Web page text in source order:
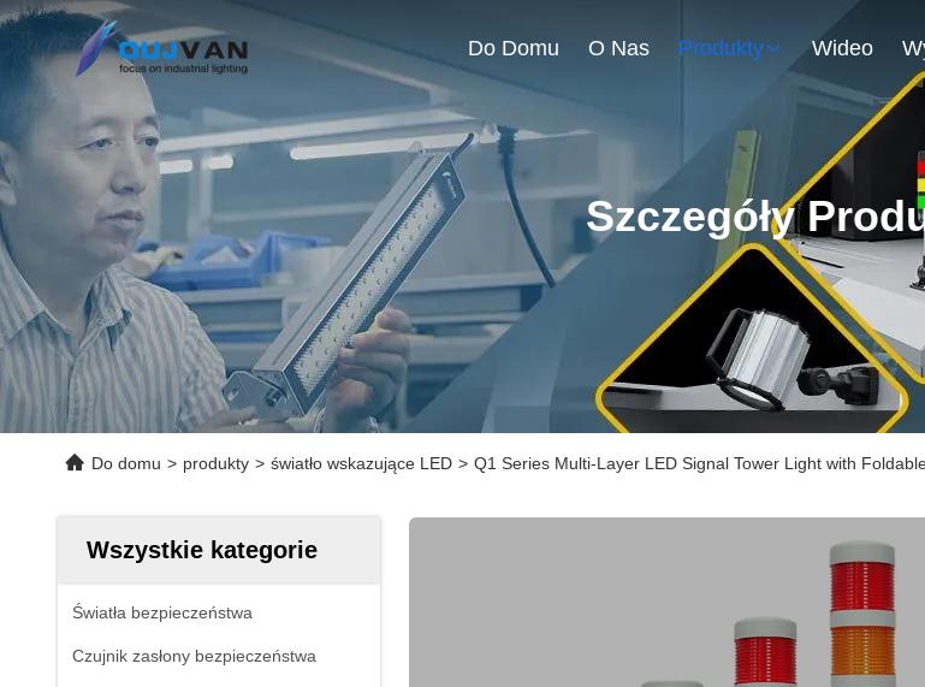
Do Domu O Nas Produkty Wideo
Szczegóły
Do domu > produkty > światło wskazujące LED > Q1 Series Multi-Layer LED Signal Tower Light with
Wszystkie kategorie
Światła bezpieczeństwa
Czujnik zasłony bezpieczeństwa